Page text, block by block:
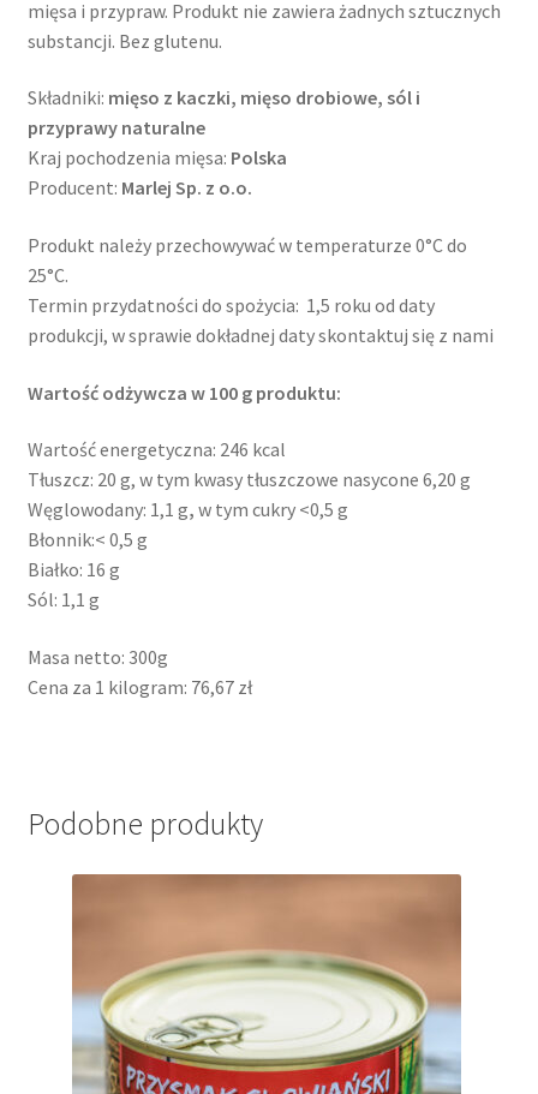
mięsa i przypraw. Produkt nie zawiera żadnych sztucznych
substancji. Bez glutenu.
Składniki: mięso z kaczki, mięso drobiowe, sól i
przyprawy naturalne
Kraj pochodzenia mięsa: Polska
Producent: Marlej Sp. z o.o.
Produkt należy przechowywać w temperaturze 0°C do
25°C.
Termin przydatności do spożycia: 1,5 roku od daty
produkcji, w sprawie dokładnej daty skontaktuj się z nami
Wartość odżywcza w 100 g produktu:
Wartość energetyczna: 246 kcal
Tłuszcz: 20 g, w tym kwasy tłuszczowe nasycone 6,20 g
Węglowodany: 1,1 g, w tym cukry <0,5 g
Błonnik:< 0,5 g
Białko: 16 g
Sól: 1,1 g
Masa netto: 300g
Cena za 1 kilogram: 76,67 zł
Podobne produkty